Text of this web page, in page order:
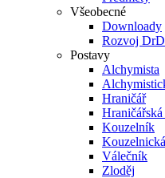
Všeobecné
Downloady
Rozvoj DrD
Postavy
Alchymista
Hraničář
Kouzelník
Válečník
Zloděj